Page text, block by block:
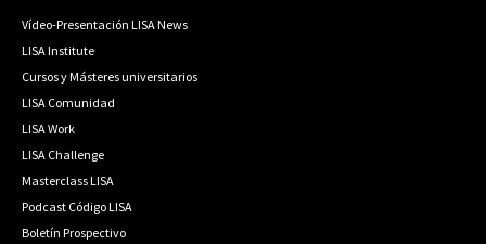
Vídeo-Presentación LISA News
LISA Institute
Cursos y Másteres universitarios
LISA Comunidad
LISA Work
LISA Challenge
Masterclass LISA
Podcast Código LISA
Boletín Prospectivo